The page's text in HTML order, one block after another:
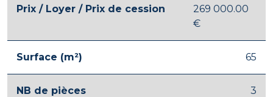
Prix / Loyer / Prix de cession
269 000.00
€
Surface (m²) 65
NB de pièces 3